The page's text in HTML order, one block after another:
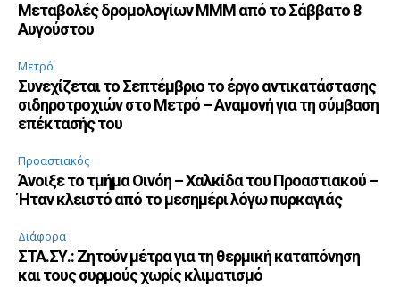
Μεταβολές δρομολογίων ΜΜΜ από το Σάββατο 8
Αυγούστου
Μετρό
Συνεχίζεται το Σεπτέμβριο το έργο αντικατάστασης
σιδηροτροχιών στο Μετρό – Αναμονή για τη σύμβαση
επέκτασής του
Προαστιακός
Άνοιξε το τμήμα Οινόη – Χαλκίδα του Προαστιακού –
Ήταν κλειστό από το μεσημέρι λόγω πυρκαγιάς
Διάφορα
ΣΤΑ.ΣΥ.: Ζητούν μέτρα για τη θερμική καταπόνηση
και τους συρμούς χωρίς κλιματισμό